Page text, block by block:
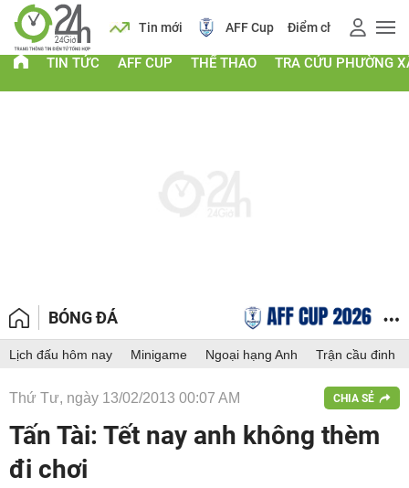
Lịch Tin mới AFF Cup Điểm chuẩn 2026
TIN TỨC AFF CUP THỂ THAO TRA CỨU PHƯỜNG
BÓNG ĐÁ
Lịch đấu hôm nay Minigame Ngoại hạng Anh Trận cầu đinh
Thứ Tư, ngày 13/02/2013 00:07 AM CHIA SẺ
Tấn Tài: Tết nay anh không thèm
đi chơi